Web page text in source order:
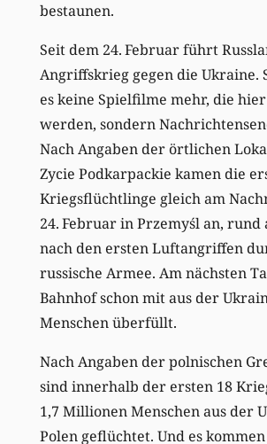
bestaunen.
Seit dem 24. Februar führt
Angriffskrieg gegen die Ukraine.
es keine Spielfilme mehr, die
werden, sondern
Nach Angaben der örtlichen
Zycie Podkarpackie kamen die
Kriegsflüchtlinge gleich am
24. Februar in Przemyśl an, rund
nach den ersten Luftangriffen
russische Armee. Am nächsten
Bahnhof schon mit aus der
Menschen überfüllt.
Nach Angaben der polnischen
sind innerhalb der ersten 18
1,7 Millionen Menschen aus der
Polen geflüchtet. Und es